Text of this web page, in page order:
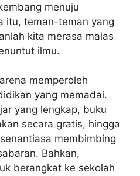
menuju
itu, teman-teman yang
kita merasa malas
ilmu.
memperoleh
yang memadai.
yang lengkap, buku
secara gratis, hingga
membimbing
Bahkan,
berangkat ke sekolah